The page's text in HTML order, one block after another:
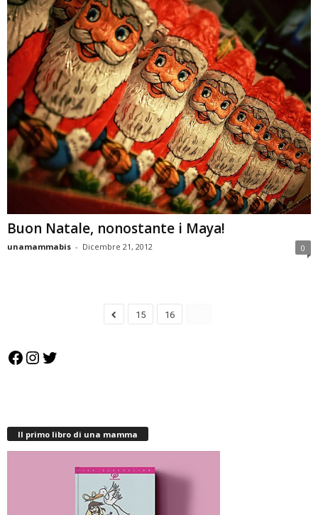
Buon Natale, nonostante i Maya!
unamammabis - Dicembre 21, 2012 0
15 16
Facebook Instagram Twitter
Il primo libro di una mamma